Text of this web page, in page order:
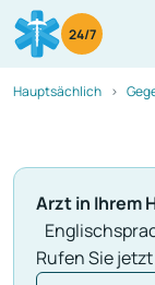
24/7
Hauptsächlich
Arzt in Ihrem
Rufen Sie